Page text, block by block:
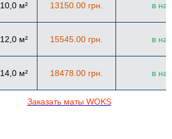
10,0 м² 13150.00 грн. в
12,0 м² 15545.00 грн. в
14,0 м² 18478.00 грн. в
Заказать маты WOKS